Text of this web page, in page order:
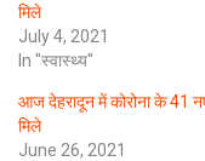
मिले
July 4, 2021
In "स्वास्थ्य"
आज देहरादून में कोरोना के 41
मिले
June 26, 2021